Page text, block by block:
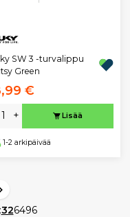
SW 3 -turvalippu
Green
€
+ Lisää
1-2 arkipäivää
326496